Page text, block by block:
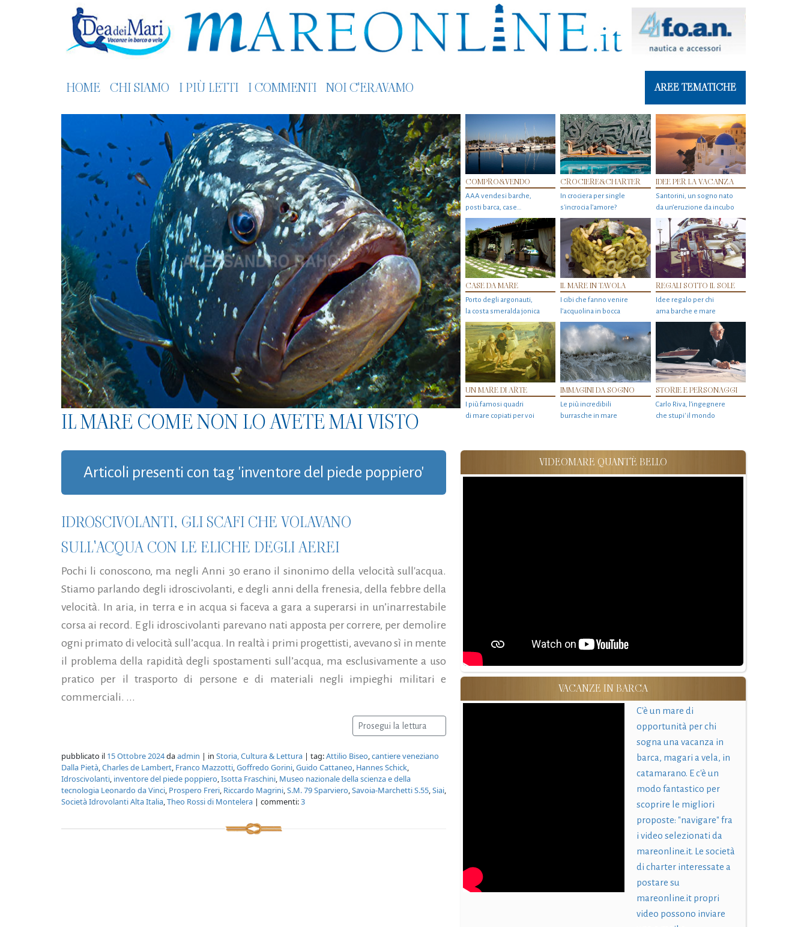
HOME CHI SIAMO I PIÙ LETTI I COMMENTI NOI C'ERAVAMO AREE TEMATICHE
IL MARE COME NON LO AVETE MAI VISTO
COMPRO&VENDO
AAA vendesi barche,
posti barca, case…
CROCIERE&CHARTER
In crociera per single
s'incrocia l’amore?
IDEE PER LA VACANZA
Santorini, un sogno nato
da un’eruzione da incubo
CASE DA MARE
Porto degli argonauti,
la costa smeralda jonica
IL MARE IN TAVOLA
I cibi che fanno venire
l’acquolina in bocca
REGALI SOTTO IL SOLE
Idee regalo per chi
ama barche e mare
UN MARE DI ARTE
I più famosi quadri
di mare copiati per voi
IMMAGINI DA SOGNO
Le più incredibili
burrasche in mare
STORIE E PERSONAGGI
Carlo Riva, l’ingegnere
che stupi' il mondo
Articoli presenti con tag 'inventore del piede poppiero'
IDROSCIVOLANTI, GLI SCAFI CHE VOLAVANO
SULL'ACQUA CON LE ELICHE DEGLI AEREI
Pochi li conoscono, ma negli Anni 30 erano il sinonimo della velocità sull'acqua.
Stiamo parlando degli idroscivolanti, e degli anni della frenesia, della febbre della
velocità. In aria, in terra e in acqua si faceva a gara a superarsi in un’inarrestabile
corsa ai record. E gli idroscivolanti parevano nati apposta per correre, per demolire
ogni primato di velocità sull’acqua. In realtà i primi progettisti, avevano sì in mente
il problema della rapidità degli spostamenti sull’acqua, ma esclusivamente a uso
pratico per il trasporto di persone e di materiali negli impieghi militari e
commerciali. ...
Prosegui la lettura
pubblicato il 15 Ottobre 2024daadmin | in Storia, Cultura & Lettura | tag:Attilio Biseo,cantiere veneziano
Dalla Pietà,Charles de Lambert, Franco Mazzotti,Goffredo Gorini,Guido Cattaneo, Hannes Schick,
Idroscivolanti, inventore del piede poppiero,Isotta Fraschini, Museo nazionale della scienza e della
tecnologia Leonardo da Vinci, Prospero Freri, Riccardo Magrini,S.M. 79 Sparviero,Savoia-Marchetti S.55,Siai,
Società Idrovolanti Alta Italia,Theo Rossi di Montelera | commenti:3
VIDEOMARE QUANT'È BELLO
VACANZE IN BARCA
C'è un mare di
opportunità per chi
sogna una vacanza in
barca, magari a vela, in
catamarano. E c'è un
modo fantastico per
scoprire le migliori
proposte: "navigare" fra
i video selezionati da
mareonline.it. Le società
di charter interessate a
postare su
mareonline.it propri
video possono inviare